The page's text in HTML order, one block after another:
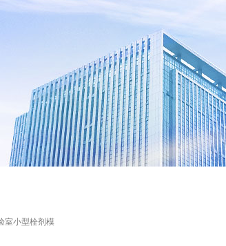
室小型栓剂模